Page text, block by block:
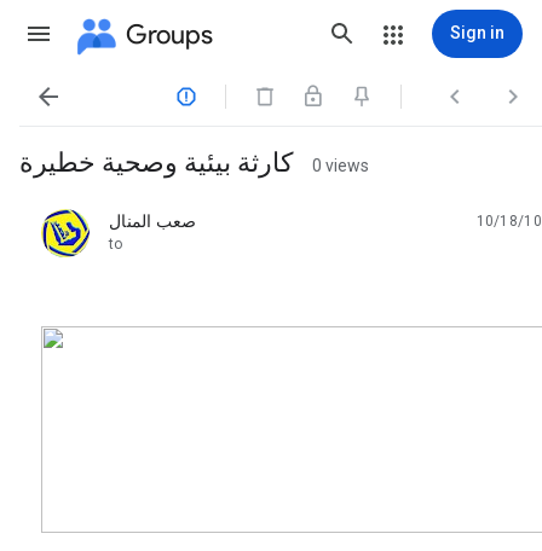
Groups Sign in
   
كارثة بيئية وصحية خطيرة 0 views
صعب المنال
unread,
10/18/10
to